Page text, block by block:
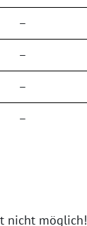
–
–
–
–
nicht möglich!